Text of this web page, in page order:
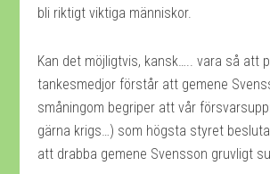
bli riktigt viktiga människor.
Kan det möjligtvis, kansk….. vara så att
tankesmedjor förstår att gemene
småningom begriper att vår
gärna krigs…) som högsta styret
att drabba gemene Svensson gruvligt